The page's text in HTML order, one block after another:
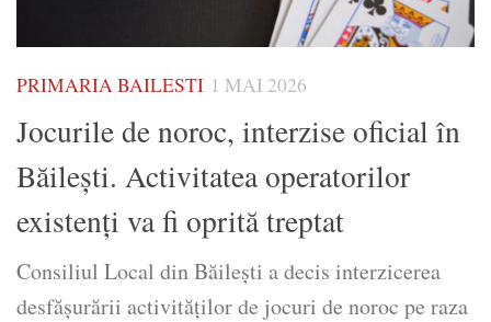
PRIMARIA BAILESTI 1 MAI 2026
Jocurile de noroc, interzise oficial în
Băilești. Activitatea operatorilor
existenți va fi oprită treptat
Consiliul Local din Băilești a decis interzicerea
desfășurării activităților de jocuri de noroc pe raza